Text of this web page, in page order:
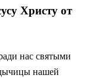
Христу от
нас святыми
нашей